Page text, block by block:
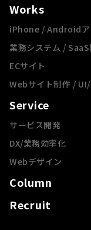
Works
iPhone / Androidア
業務システム /
ECサイト
Webサイト制作 /
Service
サービス開発
DX/業務効率化
Webデザイン
Column
Recruit